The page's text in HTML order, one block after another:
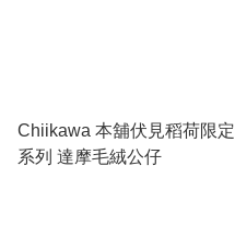
Chiikawa 本舖伏見稻荷限定
系列 達摩毛絨公仔